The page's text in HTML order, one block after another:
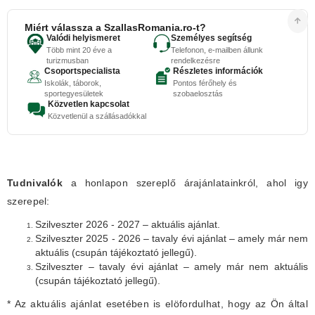
Miért válassza a SzallasRomania.ro-t?
Valódi helyismeret
Több mint 20 éve a
turizmusban
Személyes segítség
Telefonon, e-mailben állunk
rendelkezésre
Csoportspecialista
Iskolák, táborok,
sportegyesületek
Részletes információk
Pontos férőhely és
szobaelosztás
Közvetlen kapcsolat
Közvetlenül a szállásadókkal
Tudnivalók a honlapon szereplő árajánlatainkról, ahol igy
szerepel:
Szilveszter 2026 - 2027 – aktuális ajánlat.
Szilveszter 2025 - 2026 – tavaly évi ajánlat – amely már nem
aktuális (csupán tájékoztató jellegű).
Szilveszter – tavaly évi ajánlat – amely már nem aktuális
(csupán tájékoztató jellegű).
* Az aktuális ajánlat esetében is elöfordulhat, hogy az Ön által